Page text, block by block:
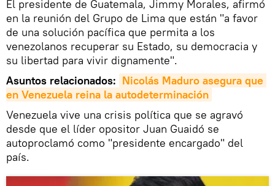
El presidente de Guatemala, Jimmy Morales, afirmó
en la reunión del Grupo de Lima que están "a favor
de una solución pacífica que permita a los
venezolanos recuperar su Estado, su democracia y
su libertad para vivir dignamente".
Asuntos relacionados: Nicolás Maduro asegura que
en Venezuela reina la autodeterminación
Venezuela vive una crisis política que se agravó
desde que el líder opositor Juan Guaidó se
autoproclamó como "presidente encargado" del
país.